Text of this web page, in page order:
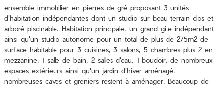
ensemble immobilier en pierres de gré proposant 3 unités
d'habitation indépendantes dont un studio sur beau terrain clos et
arboré piscinable. Habitation principale, un grand gite indépendant
ainsi qu'un studio autonome pour un total de plus de 275m2 de
surface habitable pour 3 cuisines, 3 salons, 5 chambres plus 2 en
mezzanine, 1 salle de bain, 2 salles d'eau, 1 boudoir, de nombreux
espaces extérieurs ainsi qu'un jardin d'hiver aménagé.
nombreuses caves et greniers restent à aménager. Beaucoup de